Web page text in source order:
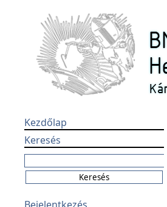
Kezdőlap
Keresés